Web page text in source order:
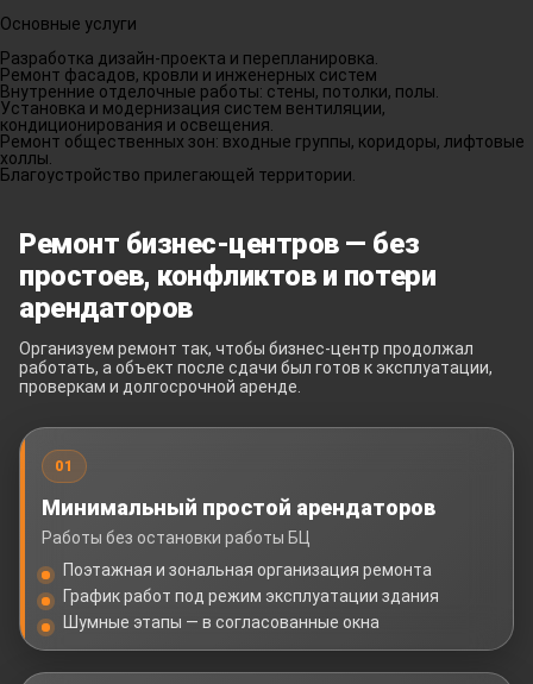
Основные услуги
Разработка дизайн-проекта и перепланировка.
Ремонт фасадов, кровли и инженерных систем
Внутренние отделочные работы: стены, потолки, полы.
Установка и модернизация систем вентиляции,
кондиционирования и освещения.
Ремонт общественных зон: входные группы, коридоры, лифтовые
холлы.
Благоустройство прилегающей территории.
Ремонт бизнес-центров — без
простоев, конфликтов и потери
арендаторов
Организуем ремонт так, чтобы бизнес-центр продолжал
работать, а объект после сдачи был готов к эксплуатации,
проверкам и долгосрочной аренде.
01
Минимальный простой арендаторов
Работы без остановки работы БЦ
Поэтажная и зональная организация ремонта
График работ под режим эксплуатации здания
Шумные этапы — в согласованные окна